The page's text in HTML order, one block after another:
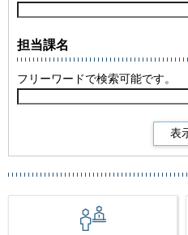
担当課名
フリーワードで検索可能です。